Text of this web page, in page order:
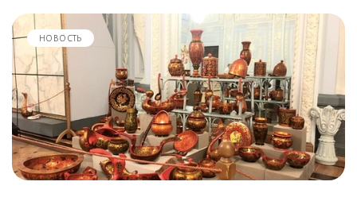
НОВОСТЬ